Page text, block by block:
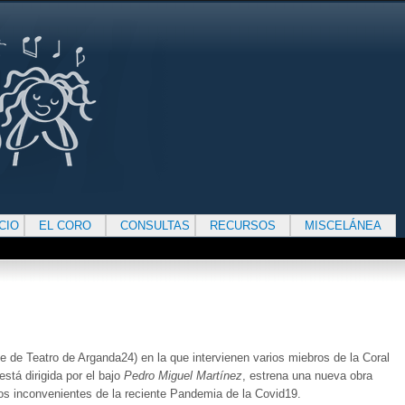
de Teatro de Arganda24) en la que intervienen varios miebros de la Coral
dirigida por el bajo Pedro Miguel Martínez, estrena una nueva obra
inconvenientes de la reciente Pandemia de la Covid19.
EL CORO CONSULTAS RECURSOS MISCELÁNEA